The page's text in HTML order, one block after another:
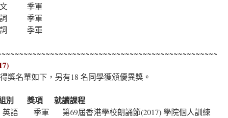
文 季軍
詞 季軍
詞 季軍
獎名單如下，另有18 名同學獲頒優異獎。
獎項 就讀課程
第69屆香港學校朗誦節(2017) 學院個人訓練